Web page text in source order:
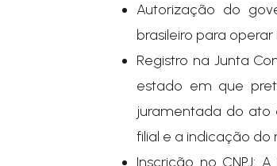
Autorização do
brasileiro para operar
Registro na Junta
estado em que
juramentada do ato
filial e a indicação do
Inscrição no CNPJ: